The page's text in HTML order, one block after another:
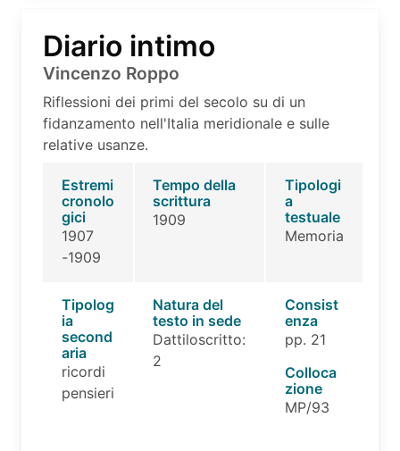
Diario intimo
Vincenzo Roppo
Riflessioni dei primi del secolo su di un
fidanzamento nell'Italia meridionale e sulle
relative usanze.
Estremi
cronolo
gici
1907
-1909
Tempo della
scrittura
1909
Tipologi
a
testuale
Memoria
Tipolog
ia
second
aria
ricordi
pensieri
Natura del
testo in sede
Dattiloscritto:
2
Consist
enza
pp. 21
Colloca
zione
MP/93